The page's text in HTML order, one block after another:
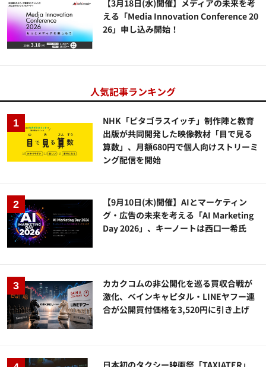
【3月18日(水)開催】メディアの未来を考
える「Media Innovation Conference 20
26」申し込み開始！
人気記事ランキング
NHK「ピタゴラスイッチ」制作陣と教育
出版が共同開発した映像教材「目で見る
算数」、月額680円で個人向けストリーミ
ング配信を開始
【9月10日(木)開催】AIとマーケティン
グ・広告の未来を考える「AI Marketing
Day 2026」、キーノートは西口一希氏
カカクコムの非公開化を巡る買収合戦が
激化、ベインキャピタル・LINEヤフー連
合が公開買付価格を3,520円に引き上げ
日本初のタクシー映画祭「TAXIATER」